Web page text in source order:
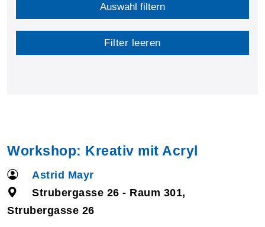
Auswahl filtern
Filter leeren
Workshop: Kreativ mit Acryl
Astrid Mayr
Strubergasse 26 - Raum 301,
Strubergasse 26